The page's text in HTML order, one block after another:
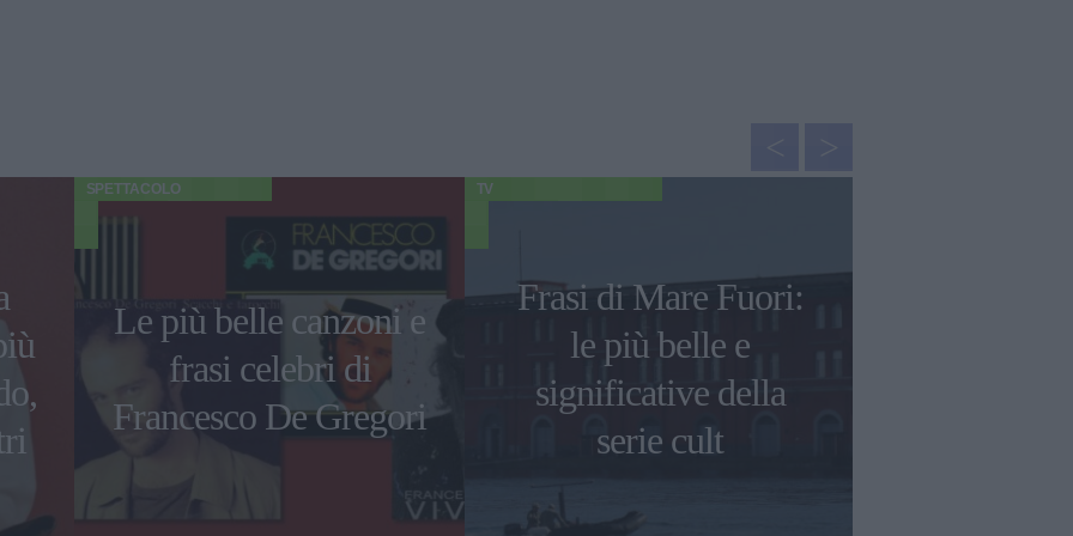
SPETTACOLO
Le più belle canzoni e
frasi celebri di
Francesco De Gregori
TV
Frasi di Mare Fuori:
le più belle e
significative della
serie cult